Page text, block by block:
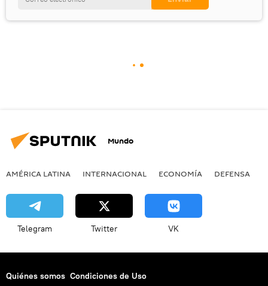
Mundo
AMÉRICA LATINA INTERNACIONAL ECONOMÍA DEFENSA
Telegram Twitter VK
Quiénes somos Condiciones de Uso